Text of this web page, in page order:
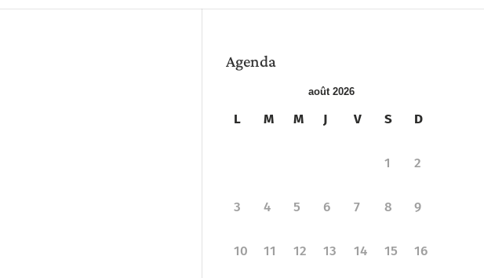
Agenda
août 2026
L M M J V S D
1 2
3 4 5 6 7 8 9
10 11 12 13 14 15 16